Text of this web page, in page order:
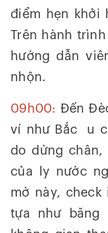
điểm hẹn khởi
Trên hành
hướng dẫn
nhộn.
09h00: Đến
ví như Bắc u
do dừng
của ly nước
mờ này,
tựa như